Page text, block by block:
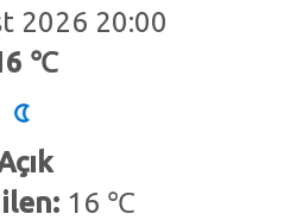
2026 20:00
℃
16 ℃